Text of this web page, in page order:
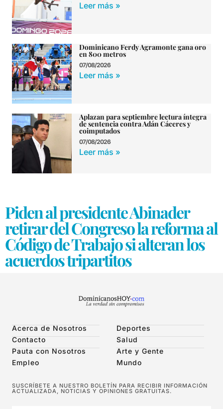
Leer más »
Dominicano Ferdy Agramonte gana oro
en 800 metros
07/08/2026
Leer más »
Aplazan para septiembre lectura íntegra
de sentencia contra Adán Cáceres y
coimputados
07/08/2026
Leer más »
Piden al presidente Abinader
retirar del Congreso la reforma al
Código de Trabajo si alteran los
acuerdos tripartitos
Acerca de Nosotros
Contacto
Pauta con Nosotros
Empleo
Deportes
Salud
Arte y Gente
Mundo
SUSCRÍBETE A NUESTRO BOLETÍN PARA RECIBIR INFORMACIÓN
ACTUALIZADA, NOTICIAS Y OPINIONES GRATUITAS.